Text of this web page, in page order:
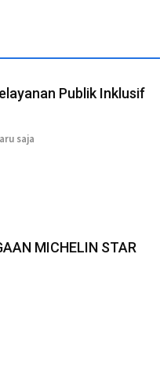
Publik Inklusif
saja
MICHELIN STAR